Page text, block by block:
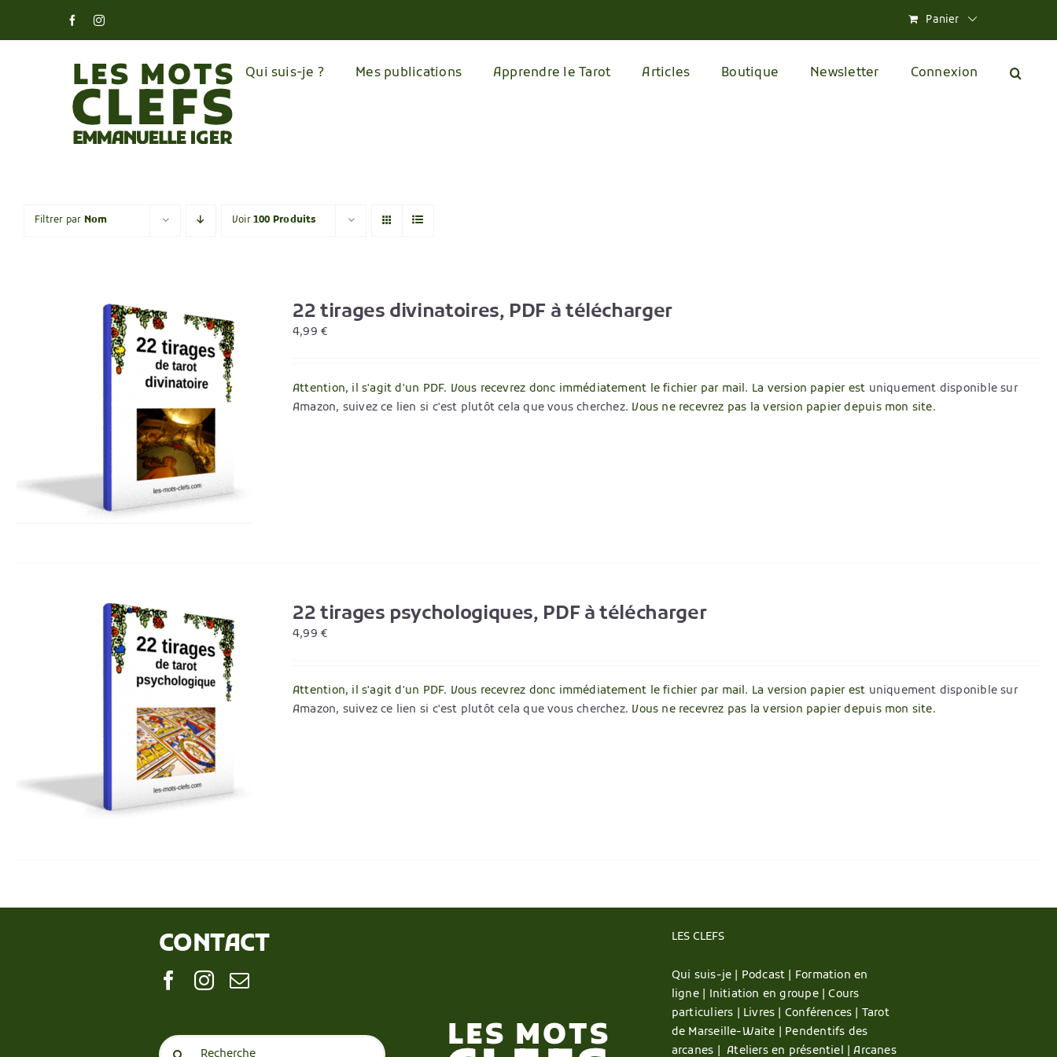
FacebookInstagram Panier
Qui suis-je ? Mes publications Apprendre le Tarot Articles Boutique Newsletter Connexion
Filtrer par Nom Voir100 Produits
22 tirages divinatoires, PDF à télécharger
4,99€
Attention, il s'agit d'un PDF. Vous recevrez donc immédiatement le fichier par mail. La version papier est uniquement disponible sur
Amazon, suivez ce lien si c'est plutôt cela que vous cherchez. Vous ne recevrez pas la version papier depuis mon site.
22 tirages psychologiques, PDF à télécharger
4,99€
Attention, il s'agit d'un PDF. Vous recevrez donc immédiatement le fichier par mail. La version papier est uniquement disponible sur
Amazon, suivez ce lien si c'est plutôt cela que vous cherchez. Vous ne recevrez pas la version papier depuis mon site.
CONTACT
Search
LES CLEFS
Qui suis-je | Podcast | Formation en
ligne | Initiation en groupe |Cours
particuliers | Livres | Conférences | Tarot
de Marseille-Waite | Pendentifs des
arcanes |Ateliers en présentiel |Arcanes